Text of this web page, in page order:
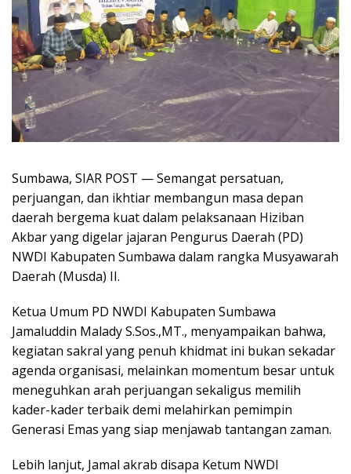
Sumbawa, SIAR POST — Semangat persatuan,
perjuangan, dan ikhtiar membangun masa depan
daerah bergema kuat dalam pelaksanaan Hiziban
Akbar yang digelar jajaran Pengurus Daerah (PD)
NWDI Kabupaten Sumbawa dalam rangka Musyawarah
Daerah (Musda) II.
Ketua Umum PD NWDI Kabupaten Sumbawa
Jamaluddin Malady S.Sos.,MT., menyampaikan bahwa,
kegiatan sakral yang penuh khidmat ini bukan sekadar
agenda organisasi, melainkan momentum besar untuk
meneguhkan arah perjuangan sekaligus memilih
kader-kader terbaik demi melahirkan pemimpin
Generasi Emas yang siap menjawab tantangan zaman.
Lebih lanjut, Jamal akrab disapa Ketum NWDI